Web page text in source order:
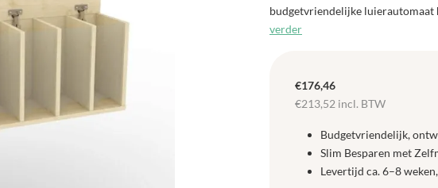
budgetvriendelijke luierautomaat
verder
€176,46
€213,52 incl. BTW
Budgetvriendelijk,
Slim Besparen met
Levertijd ca. 6–8